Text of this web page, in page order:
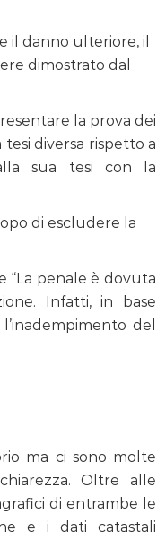
il danno ulteriore, il
dimostrato dal
la prova dei
diversa rispetto a
sua tesi con la
di escludere la
“La penale è dovuta
Infatti, in base
del
ma ci sono molte
Oltre alle
di entrambe le
e i dati catastali